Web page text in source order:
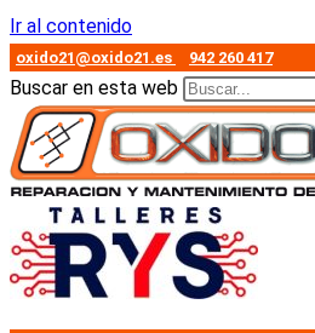
Ir al contenido
oxido21@oxido21.es 942 260 417
Buscar en esta web